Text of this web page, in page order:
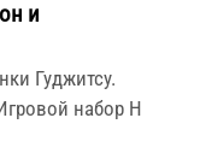
и
Гуджитсу.
набор Н